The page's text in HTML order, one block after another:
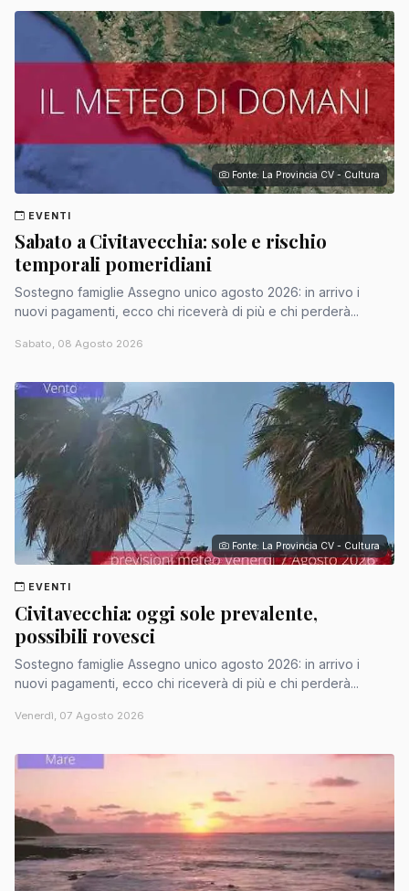
Fonte: La Provincia CV - Cultura
EVENTI
Sabato a Civitavecchia: sole e rischio
temporali pomeridiani
Sostegno famiglie Assegno unico agosto 2026: in arrivo i
nuovi pagamenti, ecco chi riceverà di più e chi perderà...
Sabato, 08 Agosto 2026
Fonte: La Provincia CV - Cultura
EVENTI
Civitavecchia: oggi sole prevalente,
possibili rovesci
Sostegno famiglie Assegno unico agosto 2026: in arrivo i
nuovi pagamenti, ecco chi riceverà di più e chi perderà...
Venerdì, 07 Agosto 2026